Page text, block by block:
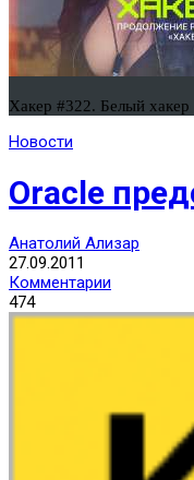
Хакер #322. Белый хакер
Новости
Oracle
Анатолий Ализар
27.09.2011
Комментарии
474